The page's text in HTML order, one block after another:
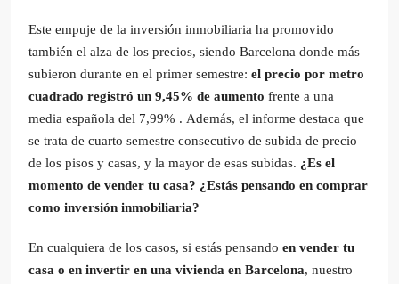
Este empuje de la inversión inmobiliaria ha promovido
también el alza de los precios, siendo Barcelona donde más
subieron durante en el primer semestre: el precio por metro
cuadrado registró un 9,45% de aumento frente a una
media española del 7,99% . Además, el informe destaca que
se trata de cuarto semestre consecutivo de subida de precio
de los pisos y casas, y la mayor de esas subidas. ¿Es el
momento de vender tu casa? ¿Estás pensando en comprar
como inversión inmobiliaria?
En cualquiera de los casos, si estás pensando en vender tu
casa o en invertir en una vivienda en Barcelona, nuestro